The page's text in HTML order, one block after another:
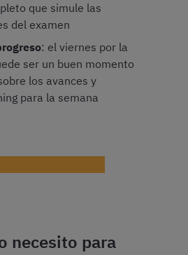
que simule las
del examen
: el viernes por la
ser un buen momento
los avances y
para la semana
necesito para